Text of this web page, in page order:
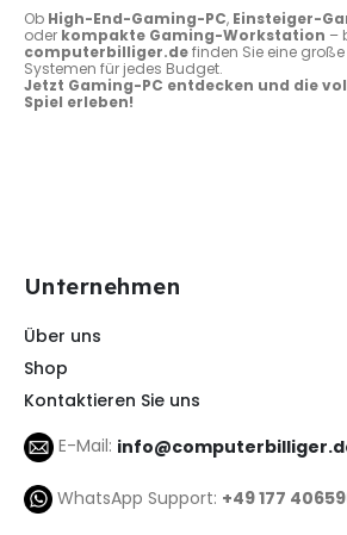
Ob High-End-Gaming-PC, Einsteiger-
oder kompakte Gaming-Workstation –
computerbilliger.definden Sie eine
Systemen für jedes Budget.
Jetzt Gaming-PC entdecken und die
Spiel erleben!
Unternehmen
Über uns
Shop
Kontaktieren Sie uns
E-Mail:
WhatsApp Support: +49 177